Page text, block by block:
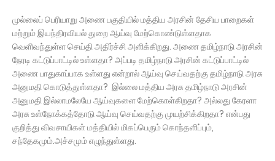
முல்லைப் பெரியாறு அணை பகுதியில் மத்திய அரசின் தேசிய பாறைகள்
மற்றும் இயந்திரவியல் துறை ஆய்வு மேற்கொண்டுள்ளதாக
வெளிவந்துள்ள செய்தி அதிர்ச்சி அளிக்கிறது. அணை தமிழ்நாடு அரசின்
நேரடி கட்டுப்பாட்டில் உள்ளதா? அப்படி தமிழ்நாடு அரசின் கட்டுப்பாட்டில்
அணை பாதுகாப்பாக உள்ளது என்றால் ஆய்வு செய்வதற்கு தமிழ்நாடு அரசு
அனுமதி கொடுத்துள்ளதா? இல்லை மத்திய அரசு தமிழ்நாடு அரசின்
அனுமதி இல்லாமலேயே ஆய்வுகளை மேற்கொள்கிறதா? அல்லது கேரளா
அரசு உள்நோக்கத்தோடு ஆய்வு செய்வதற்கு முயற்சிக்கிறதா? என்பது
குறித்து விவசாயிகள் மத்தியில் மிகப்பெரும் கொந்தளிப்பும்,
சந்தேகமும்.அச்சமும் எழுந்துள்ளது.